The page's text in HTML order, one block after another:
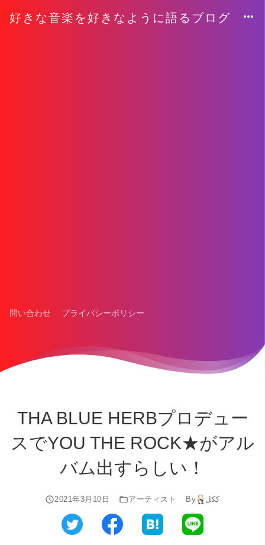
好きな音楽を好きなように語るブログ
問い合わせ プライバシーポリシー
THA BLUE HERBプロデュー
スでYOU THE ROCK★がアル
バム出すらしい！
2021年3月10日 アーティスト By ككل